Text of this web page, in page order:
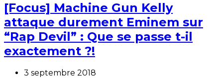
[Focus] Machine Gun Kelly
attaque durement Eminem sur
“Rap Devil” : Que se passe t-il
exactement ?!
3 septembre 2018